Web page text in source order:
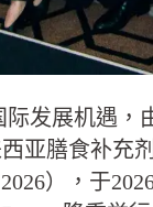
展机遇，
亚膳食补充
），于